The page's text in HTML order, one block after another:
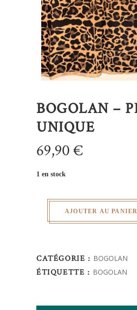
BOGOLAN –
UNIQUE
69,90€
1 en stock
AJOUTER AU PANIER
CATÉGORIE : BOGOLAN
ÉTIQUETTE : BOGOLAN